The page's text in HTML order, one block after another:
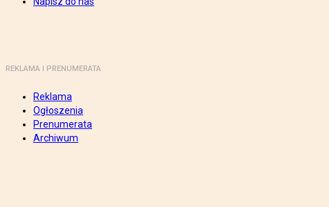
REKLAMA I PRENUMERATA
Reklama
Ogłoszenia
Prenumerata
Archiwum